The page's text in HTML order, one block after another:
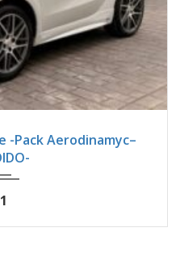
-Pack Aerodinamyc–